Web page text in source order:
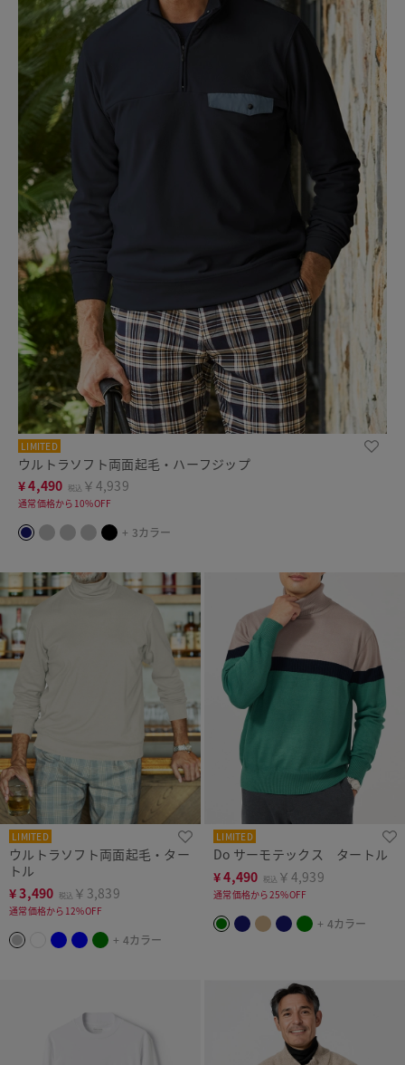
LIMITED
ウルトラソフト両面起毛・ハーフジップ
¥4,490 税込 ￥4,939
通常価格から10%OFF
+ 3カラー
LIMITED
ウルトラソフト両面起毛・ター
トル
¥3,490 税込 ￥3,839
通常価格から12%OFF
+ 4カラー
LIMITED
Do サーモテックス タートル
¥4,490 税込 ￥4,939
通常価格から25%OFF
+ 4カラー